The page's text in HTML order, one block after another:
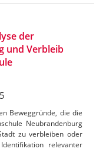
der
und Verbleib
Beweggründe, die die
Neubrandenburg
zu verbleiben oder
relevanter